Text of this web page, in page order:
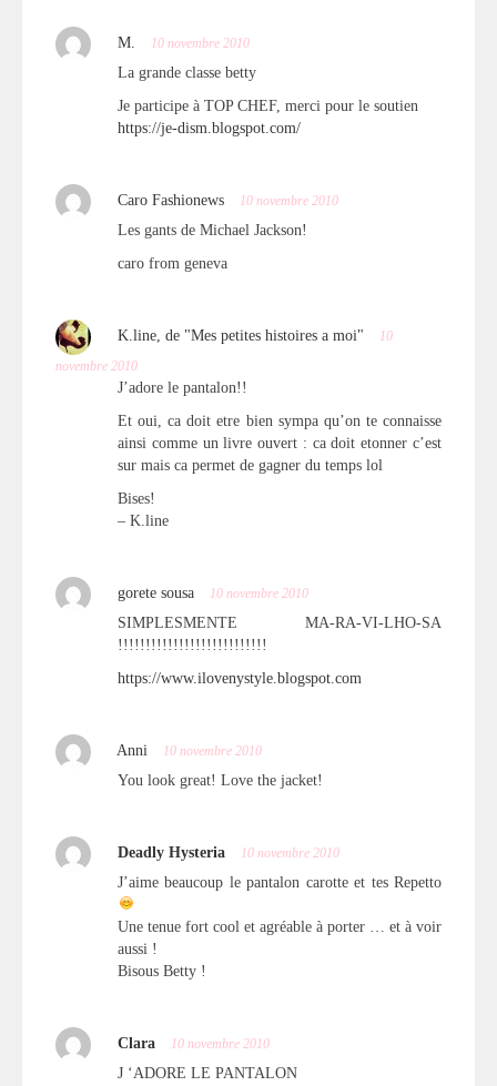
M. 10 novembre 2010
La grande classe betty
Je participe à TOP CHEF, merci pour le soutien
https://je-dism.blogspot.com/
Caro Fashionews 10 novembre 2010
Les gants de Michael Jackson!
caro from geneva
K.line, de "Mes petites histoires a moi"
10
novembre 2010
J’adore le pantalon!!
Et oui, ca doit etre bien sympa qu’on te connaisse
ainsi comme un livre ouvert : ca doit etonner c’est
sur mais ca permet de gagner du temps lol
Bises!
– K.line
gorete sousa 10 novembre 2010
SIMPLESMENTE MA-RA-VI-LHO-SA
!!!!!!!!!!!!!!!!!!!!!!!!!!!
https://www.ilovenystyle.blogspot.com
Anni 10 novembre 2010
You look great! Love the jacket!
Deadly Hysteria 10 novembre 2010
J’aime beaucoup le pantalon carotte et tes Repetto
Une tenue fort cool et agréable à porter … et à voir
aussi !
Bisous Betty !
Clara 10 novembre 2010
J ‘ADORE LE PANTALON